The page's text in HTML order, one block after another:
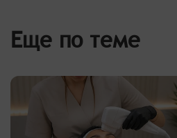
Еще по теме